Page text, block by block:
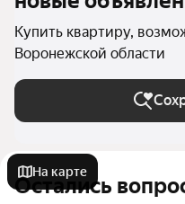
Остались
Купить квартиру,
Воронежской области
На карте